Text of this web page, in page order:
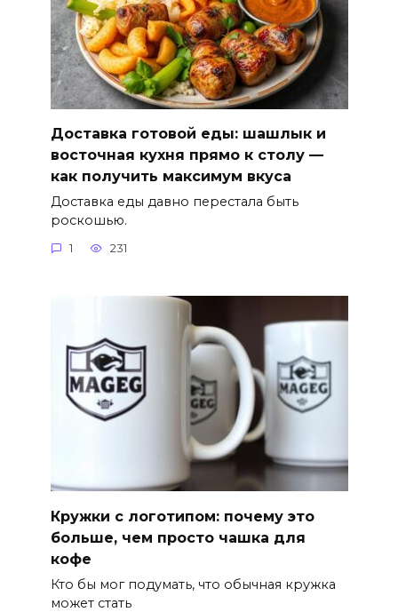
Доставка готовой еды: шашлык и
восточная кухня прямо к столу —
как получить максимум вкуса
Доставка еды давно перестала быть
роскошью.
1 231
Кружки с логотипом: почему это
больше, чем просто чашка для
кофе
Кто бы мог подумать, что обычная кружка
может стать